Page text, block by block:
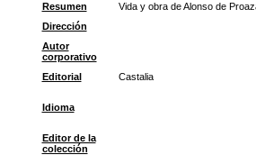
Resumen
Vida y obra de Alonso de
Dirección
Autor
corporativo
Editorial Castalia
Idioma
Editor de la
colección